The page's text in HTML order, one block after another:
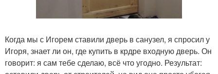
Когда мы с Игорем ставили дверь в санузел, я спросил у
Игоря, знает ли он, где купить в крдре входную дверь. Он
говорит: я сам тебе сделаю, всё что угодно. Результат: